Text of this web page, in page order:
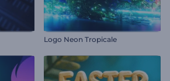
Logo Neon Tropicale